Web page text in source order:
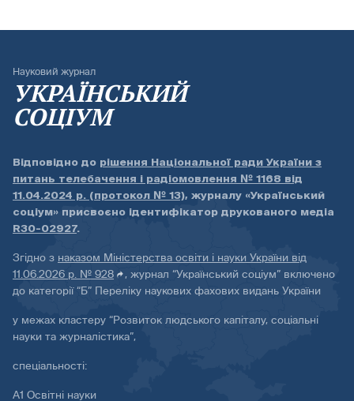
Науковий журнал
УКРАЇНСЬКИЙ
СОЦІУМ
Відповідно до рішення Національної ради України з
питань телебачення і радіомовлення № 1168 від
11.04.2024 р. (протокол № 13), журналу «Український
соціум» присвоєно ідентифікатор друкованого медіа
R30-02927.
Згідно з наказом Міністерства освіти і науки України від
11.06.2026 р. № 928
, журнал “Український соціум” включено
до категорії “Б” Переліку наукових фахових видань України
у межах кластеру “Розвиток людського капіталу, соціальні
науки та журналістика”,
спеціальності:
А1 Освітні науки